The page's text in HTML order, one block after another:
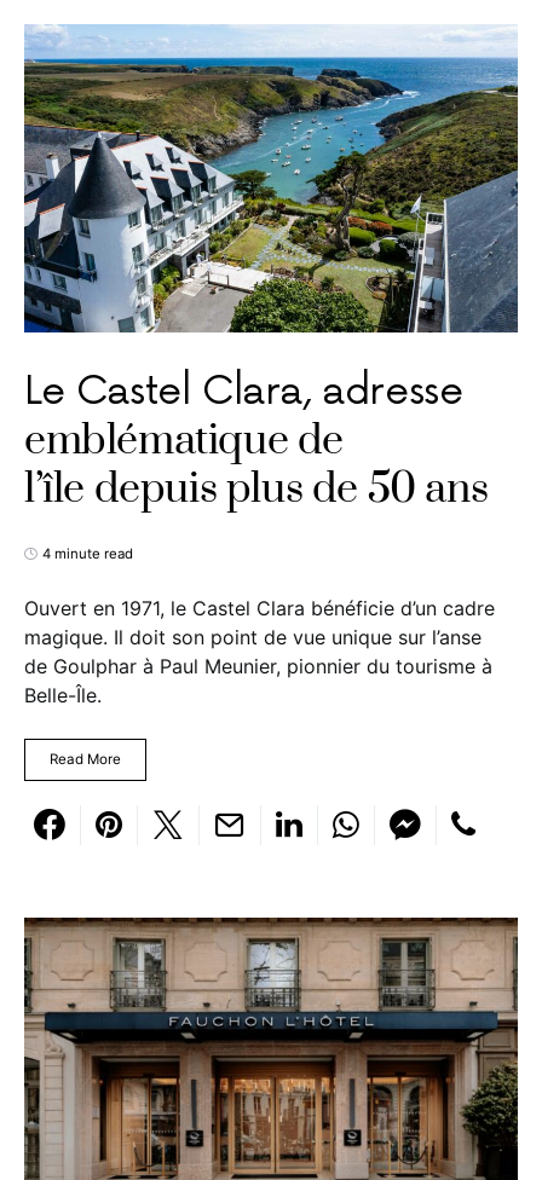
Le Castel Clara, adresse
emblématique de
l’île depuis plus de 50 ans
4 minute read
Ouvert en 1971, le Castel Clara bénéficie d’un cadre
magique. Il doit son point de vue unique sur l’anse
de Goulphar à Paul Meunier, pionnier du tourisme à
Belle-Île.
Read More